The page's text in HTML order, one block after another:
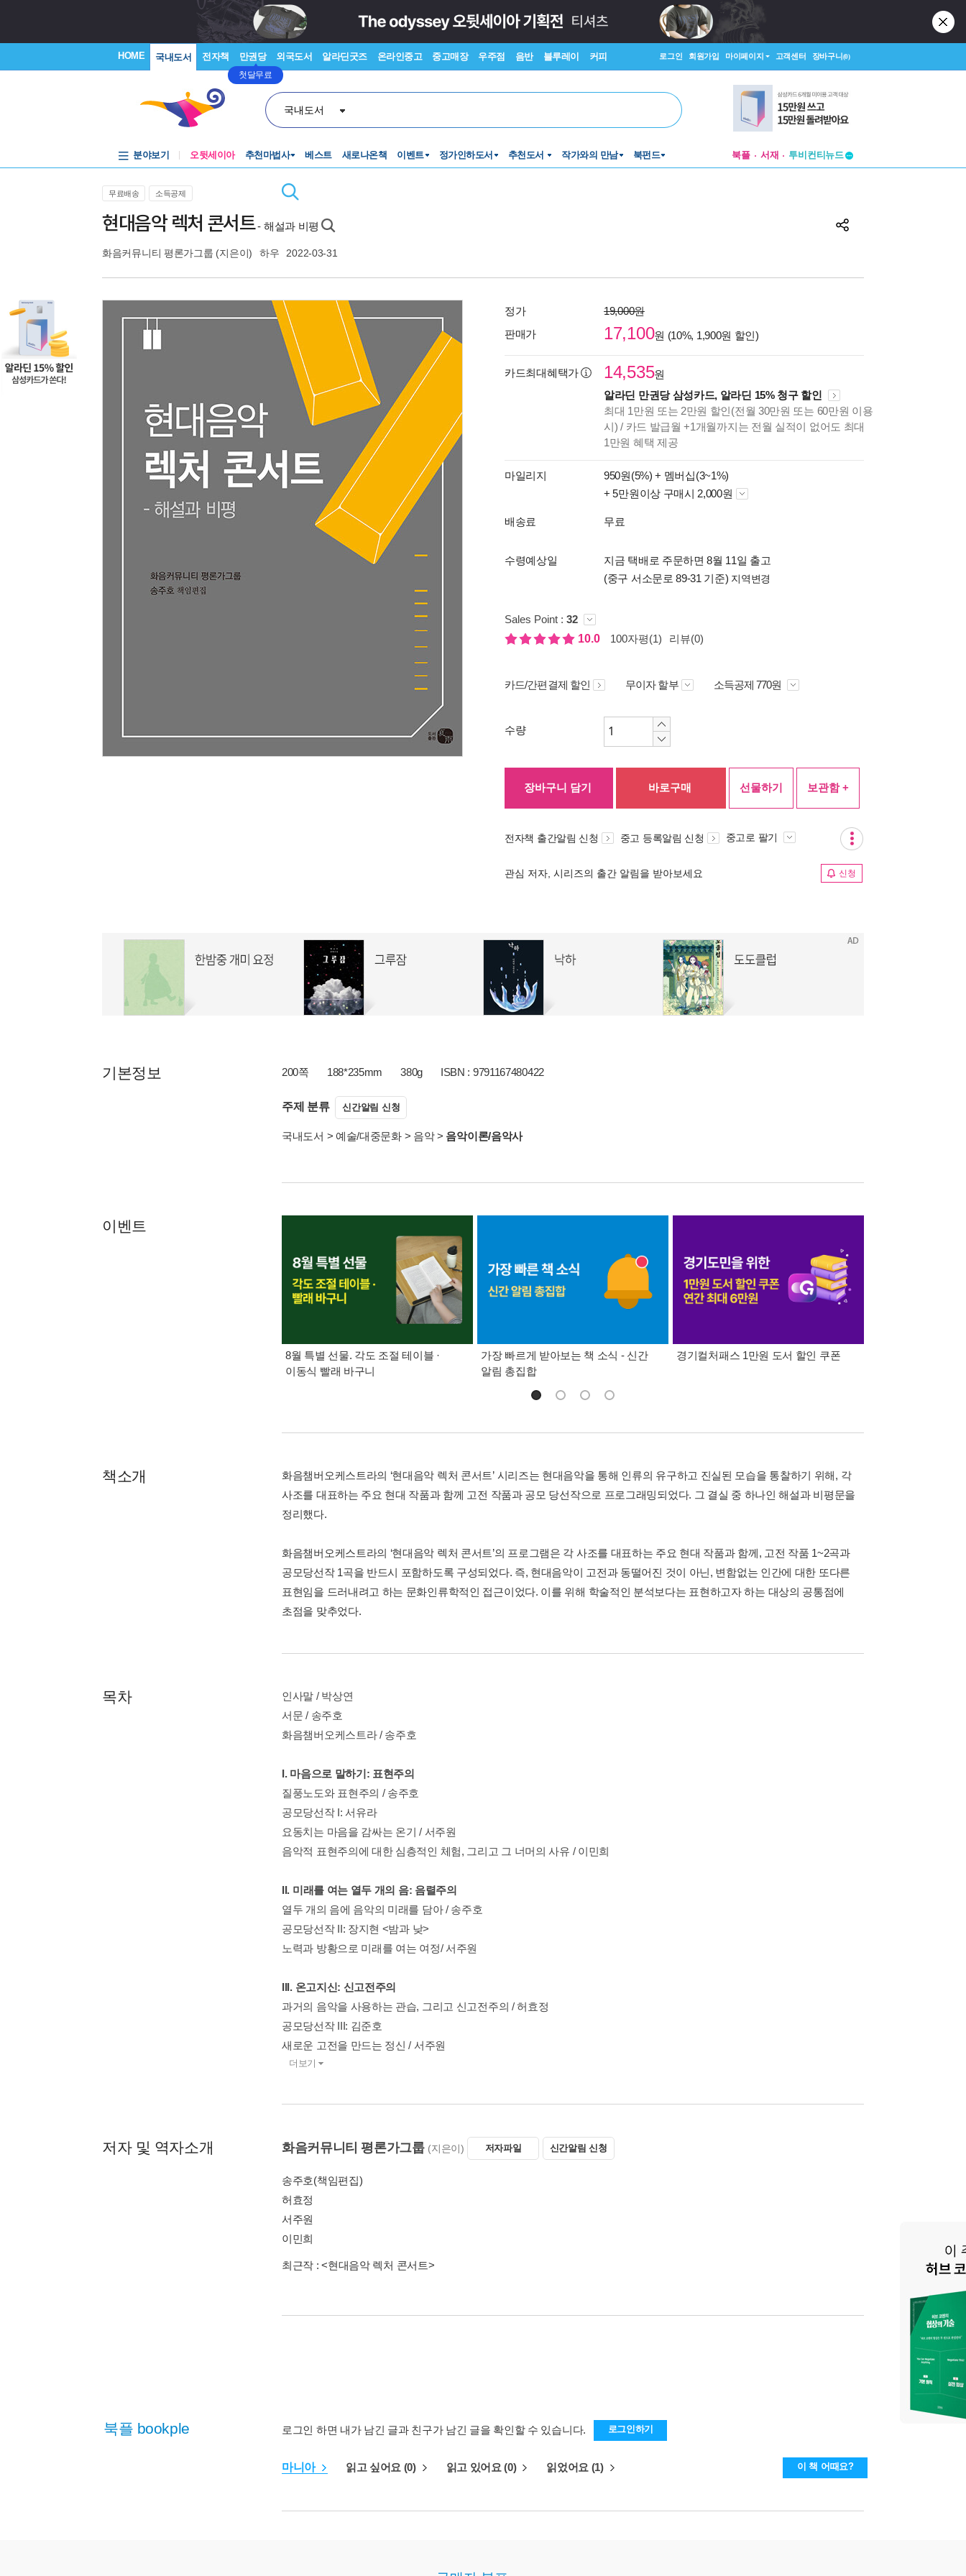
HOME 국내도서 전자책 만권당
첫달무료
외국도서 알라딘굿즈 온라인중고 중고매장 우주점 음반 블루레이 커피 로그인 회원가입 마이페이지 고객센터 장바구니(0)
국내도서
분야보기 오뒷세이아 추천마법사 베스트 새로나온책 이벤트 정가인하도서 추천도서 작가와의 만남 북펀드 북플 서재
창작플랫폼
무료배송
소득공제
현대음악 렉처 콘서트- 해설과 비평
화음커뮤니티 평론가그룹 (지은이) 하우 2022-03-31
정가
19,000원
판매가
17,100원 (10%, 1,900원 할인)
카드최대혜택가 14,535원
알라딘 만권당 삼성카드, 알라딘 15% 청구 할인
최대 1만원 또는 2만원 할인(전월 30만원 또는 60만원 이용
시) / 카드 발급월 +1개월까지는 전월 실적이 없어도 최대
1만원 혜택 제공
마일리지 950원(5%) + 멤버십(3~1%)
+ 5만원이상 구매시 2,000원
배송료 무료
수령예상일
지금 택배로 주문하면 8월 11일 출고
(중구 서소문로 89-31 기준) 지역변경
Sales Point : 32
10.0
100자평(1) 리뷰(0)
카드/간편결제 할인 무이자 할부 소득공제 770원
수량
장바구니 담기 바로구매 선물하기 보관함 +
전자책 출간알림 신청 중고 등록알림 신청 중고로 팔기
관심 저자, 시리즈의 출간 알림을 받아보세요 신청
기본정보 200쪽 188*235mm 380g ISBN : 9791167480422
주제 분류 신간알림 신청
국내도서 > 예술/대중문화> 음악> 음악이론/음악사
이벤트
8월 특별 선물. 각도 조절 테이블 ·
이동식 빨래 바구니
가장 빠르게 받아보는 책 소식 - 신간
알림 총집합
경기컬처패스 1만원 도서 할인 쿠폰
책소개
화음챔버오케스트라의 ‘현대음악 렉처 콘서트’ 시리즈는 현대음악을 통해 인류의 유구하고 진실된 모습을 통찰하기 위해, 각
사조를 대표하는 주요 현대 작품과 함께 고전 작품과 공모 당선작으로 프로그래밍되었다. 그 결실 중 하나인 해설과 비평문을
정리했다.
화음챔버오케스트라의 ‘현대음악 렉처 콘서트’의 프로그램은 각 사조를 대표하는 주요 현대 작품과 함께, 고전 작품 1~2곡과
공모당선작 1곡을 반드시 포함하도록 구성되었다. 즉, 현대음악이 고전과 동떨어진 것이 아닌, 변함없는 인간에 대한 또다른
표현임을 드러내려고 하는 문화인류학적인 접근이었다. 이를 위해 학술적인 분석보다는 표현하고자 하는 대상의 공통점에
초점을 맞추었다.
목차
인사말 / 박상연
서문 / 송주호
화음챔버오케스트라 / 송주호
I. 마음으로 말하기: 표현주의
질풍노도와 표현주의 / 송주호
공모당선작 I: 서유라
요동치는 마음을 감싸는 온기 / 서주원
음악적 표현주의에 대한 심층적인 체험, 그리고 그 너머의 사유 / 이민희
II. 미래를 여는 열두 개의 음: 음렬주의
열두 개의 음에 음악의 미래를 담아 / 송주호
공모당선작 II: 장지현 <밤과 낮>
노력과 방황으로 미래를 여는 여정​/ 서주원
III. 온고지신: 신고전주의
과거의 음악을 사용하는 관습, 그리고 신고전주의 / 허효정
공모당선작 III: 김준호
새로운 고전을 만드는 정신 / 서주원
더보기
저자 및 역자소개 화음커뮤니티 평론가그룹 (지은이) 저자파일 신간알림 신청
송주호(책임편집)
허효정
서주원
이민희
최근작 :<현대음악 렉처 콘서트>
북플 bookple 로그인 하면 내가 남긴 글과 친구가 남긴 글을 확인할 수 있습니다. 로그인하기
마니아 읽고 싶어요 (0) 읽고 있어요 (0) 읽었어요 (1) 이 책 어때요?